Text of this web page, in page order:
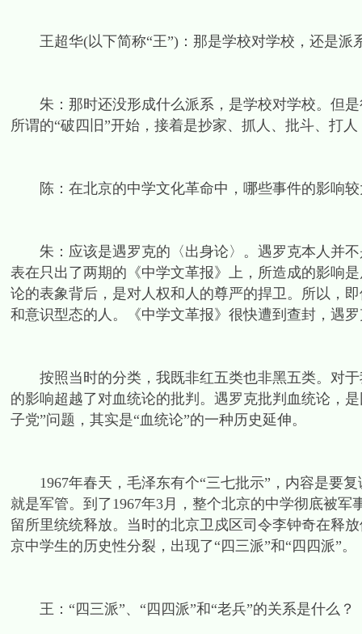
王超华(以下简称“王”)：那是学校对学校，还是派
朱：那时还没形成什么派系，是学校对学校。但是
所谓的“破四旧”开始，接着是抄家、抓人、批斗、打
陈：在北京的中学文化革命中，哪些事件的影响较
朱：应该是遇罗克的〈出身论〉。遇罗克本人并不
表在只出了两期的《中学文革报》上，所造成的影响
论的表象背后，是对人权和人的尊严的捍卫。所以，
和意识型态的人。《中学文革报》很快遭到查封，遇
按照当时的分类，我既非红五类也非黑五类。对于
的影响超越了对血统论的批判。遇罗克批判血统论，
子党”问题，其实是“血统论”的一种历史延伸。
1967年春天，毛泽东有个“三七批示”，内容是要复
就是军管。到了1967年3月，整个北京的中学彻底被
留所里统统释放。当时的北京卫戍区司令李钟奇在释
京中学生的历史性分裂，出现了“四三派”和“四四派”。
王：“四三派”、“四四派”和“老兵”的关系是什么？